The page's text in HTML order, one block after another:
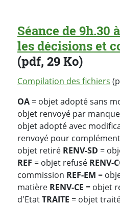
Séance de 9h.30
les décisions et
(pdf, 29 Ko)
Compilation des fichiers
OA = objet adopté sans
objet renvoyé par
objet adopté avec
renvoyé pour
objet retiré RENV-SD =
REF = objet refusé RENV-
commission REF-EM =
matière RENV-CE = objet
d'EtatTRAITE = objet